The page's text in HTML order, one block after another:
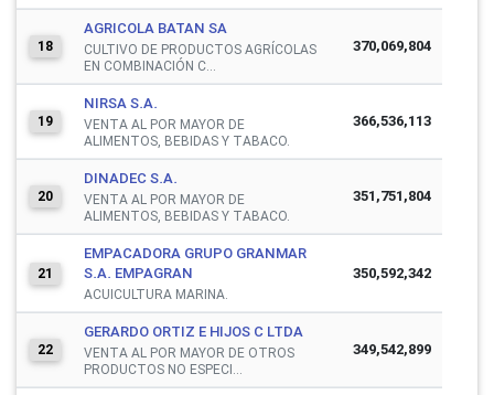
18
AGRICOLA BATAN SA
CULTIVO DE PRODUCTOS AGRÍCOLAS
EN COMBINACIÓN C...
370,069,804
19
NIRSA S.A.
VENTA AL POR MAYOR DE
ALIMENTOS, BEBIDAS Y TABACO.
366,536,113
20
DINADEC S.A.
VENTA AL POR MAYOR DE
ALIMENTOS, BEBIDAS Y TABACO.
351,751,804
21
EMPACADORA GRUPO GRANMAR
S.A. EMPAGRAN
ACUICULTURA MARINA.
350,592,342
22
GERARDO ORTIZ E HIJOS C LTDA
VENTA AL POR MAYOR DE OTROS
PRODUCTOS NO ESPECI...
349,542,899